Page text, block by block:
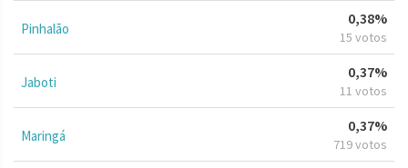
Pinhalão
0,38%
15 votos
Jaboti
0,37%
11 votos
Maringá
0,37%
719 votos